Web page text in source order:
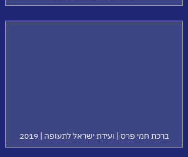
ברכת חמי פרס | ועידת ישראל לתעופה | 2019